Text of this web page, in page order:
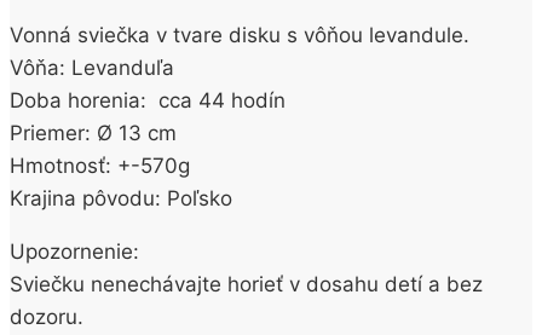
Vonná sviečka v tvare disku s vôňou levandule.
Vôňa: Levanduľa
Doba horenia: cca 44 hodín
Priemer: Ø 13 cm
Hmotnosť: +-570g
Krajina pôvodu: Poľsko
Upozornenie:
Sviečku nenechávajte horieť v dosahu detí a bez
dozoru.